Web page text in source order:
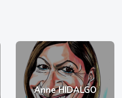
Anne HIDALGO